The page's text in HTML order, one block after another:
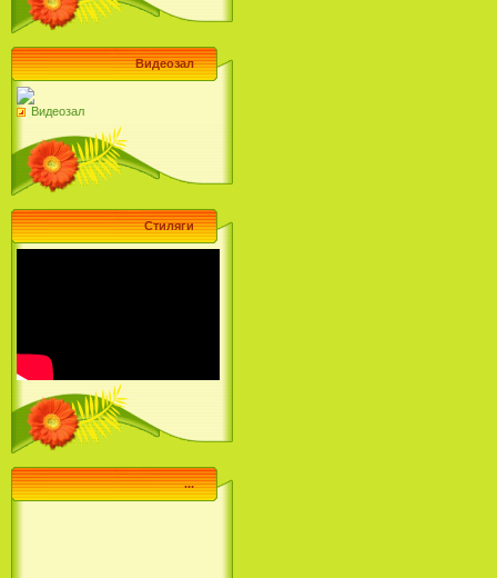
Видеозал
Видеозал
Стиляги
...